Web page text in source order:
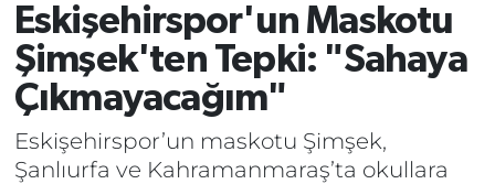
Eskişehirspor'un Maskotu
Şimşek'ten Tepki: "Sahaya
Çıkmayacağım"
Eskişehirspor’un maskotu Şimşek,
Şanlıurfa ve Kahramanmaraş’ta okullara